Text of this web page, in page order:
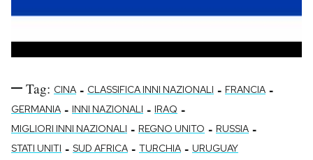
Tag: CINA - CLASSIFICA INNI NAZIONALI - FRANCIA -
GERMANIA - INNI NAZIONALI - IRAQ -
MIGLIORI INNI NAZIONALI - REGNO UNITO - RUSSIA -
STATI UNITI - SUD AFRICA - TURCHIA - URUGUAY